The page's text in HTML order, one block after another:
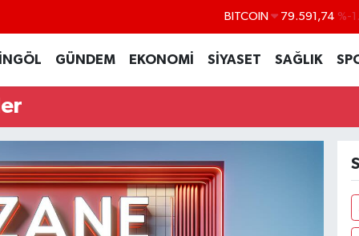
BITCOIN 79.591,74 %-
14.598,00
GÜNDEM EKONOMİ SİYASET SAĞLIK